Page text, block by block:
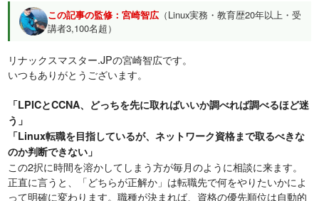
この記事の監修：宮崎智広 （Linux実務・教育歴20年以上・受
講者3,100名超）
リナックスマスター.JPの宮崎智広です。
いつもありがとうございます。
「LPICとCCNA、どっちを先に取ればいいか調べれば調べるほど迷
う」
「Linux転職を目指しているが、ネットワーク資格まで取るべきな
のか判断できない」
この2択に時間を溶かしてしまう方が毎月のように相談に来ます。
正直に言うと、「どちらが正解か」は転職先で何をやりたいかによ
って明確に変わります。職種が決まれば、資格の優先順位は自動的